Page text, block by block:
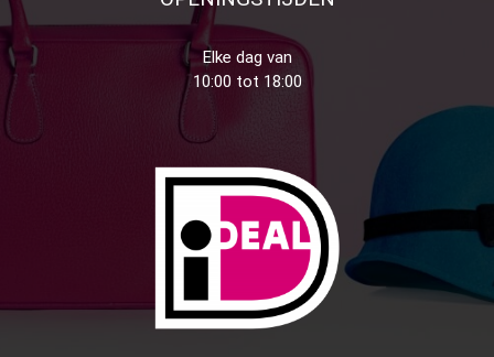
Elke dag van
10:00 tot 18:00